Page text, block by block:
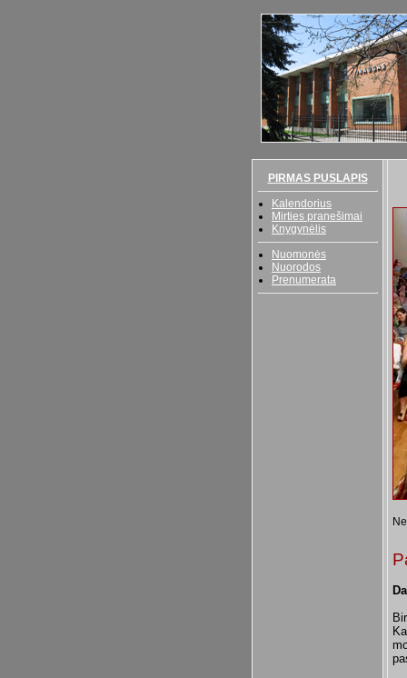
PIRMAS PUSLAPIS
Kalendorius
Mirties pranešimai
Knygynėlis
Nuomonės
Nuorodos
Prenumerata